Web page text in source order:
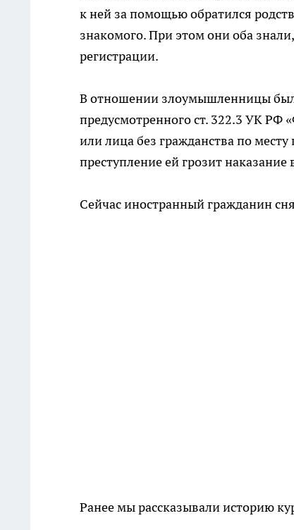
к ней за помощью обратился
знакомого. При этом они оба
регистрации.
В отношении злоумышленницы
предусмотренного ст. 322.3 УК РФ
или лица без гражданства по
преступление ей грозит
Сейчас иностранный гражданин
Ранее мы рассказывали историю